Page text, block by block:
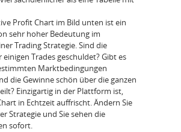
Profit Chart im Bild unten ist ein
sehr hoher Bedeutung im
Trading Strategie. Sind die
einigen Trades geschuldet? Gibt es
Marktbedingungen
die Gewinne schön über die ganzen
Einzigartig in der Plattform ist,
in Echtzeit auffrischt. Ändern Sie
Strategie und Sie sehen die
sofort.